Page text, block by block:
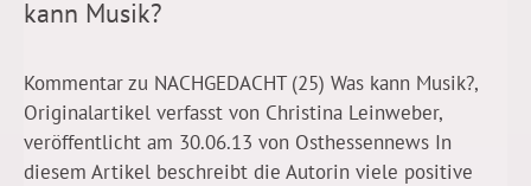
kann Musik?
Kommentar zu NACHGEDACHT (25) Was kann Musik?,
Originalartikel verfasst von Christina Leinweber,
veröffentlicht am 30.06.13 von Osthessennews In
diesem Artikel beschreibt die Autorin viele positive